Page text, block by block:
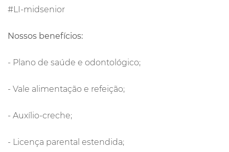
#LI-midsenior
Nossos benefícios:
- Plano de saúde e odontológico;
- Vale alimentação e refeição;
- Auxílio-creche;
- Licença parental estendida;